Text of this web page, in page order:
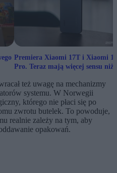
Premiera Xiaomi 17T i Xiaomi
Pro. Teraz mają więcej sensu niż
też uwagę na mechanizmy
systemu. W Norwegii
którego nie płaci się po
zwrotu butelek. To powoduje,
realnie zależy na tym, aby
opakowań.